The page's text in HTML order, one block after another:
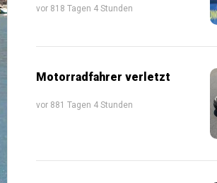
vor 818 Tagen 4 Stunden
Motorradfahrer verletzt
vor 881 Tagen 4 Stunden